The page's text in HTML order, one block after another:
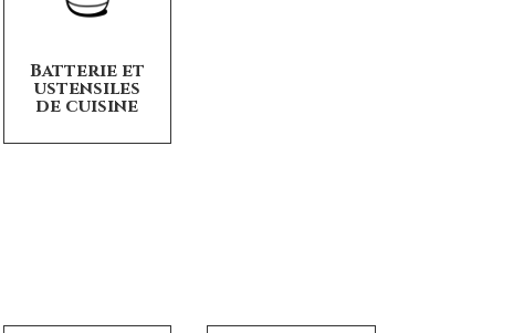
Batterie et
ustensiles
de cuisine